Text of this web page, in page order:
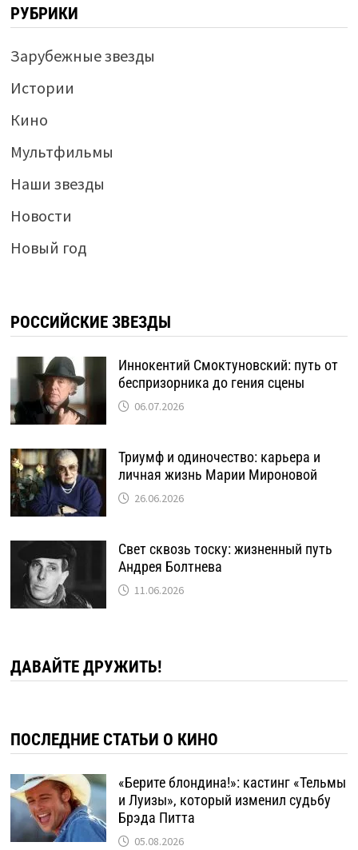
РУБРИКИ
Зарубежные звезды
Истории
Кино
Мультфильмы
Наши звезды
Новости
Новый год
РОССИЙСКИЕ ЗВЕЗДЫ
Иннокентий Смоктуновский: путь от
беспризорника до гения сцены
06.07.2026
Триумф и одиночество: карьера и
личная жизнь Марии Мироновой
26.06.2026
Свет сквозь тоску: жизненный путь
Андрея Болтнева
11.06.2026
ДАВАЙТЕ ДРУЖИТЬ!
ПОСЛЕДНИЕ СТАТЬИ О КИНО
«Берите блондина!»: кастинг «Тельмы
и Луизы», который изменил судьбу
Брэда Питта
05.08.2026